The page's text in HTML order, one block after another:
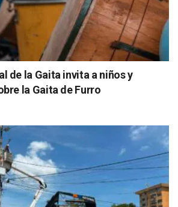
de la Gaita invita a niños y
la Gaita de Furro